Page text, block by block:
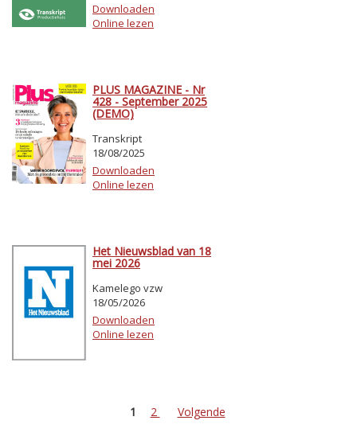
Downloaden
Online lezen
PLUS MAGAZINE - Nr
428 - September 2025
(DEMO)
Transkript
18/08/2025
Downloaden
Online lezen
Het Nieuwsblad van 18
mei 2026
Kamelego vzw
18/05/2026
Downloaden
Online lezen
1 2 Volgende